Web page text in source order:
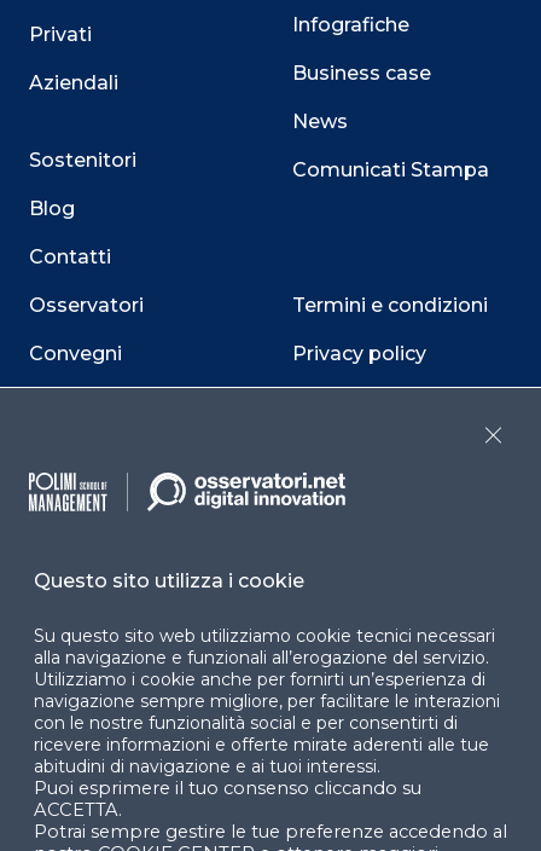
Privati
Aziendali
Sostenitori
Blog
Contatti
Osservatori
Convegni
Infografiche
Business case
News
Comunicati Stampa
Termini e condizioni
Privacy policy
Dichiarazione di
Cookie Center
Facebook LinkedIn
YouTube X
Questo sito utilizza i cookie
Su questo sito web utilizziamo cookie tecnici necessari
alla navigazione e funzionali all’erogazione del servizio.
Utilizziamo i cookie anche per fornirti un’esperienza di
navigazione sempre migliore, per facilitare le interazioni
con le nostre funzionalità social e per consentirti di
ricevere informazioni e offerte mirate aderenti alle tue
abitudini di navigazione e ai tuoi interessi.
Puoi esprimere il tuo consenso cliccando su
ACCETTA.
Potrai sempre gestire le tue preferenze accedendo al